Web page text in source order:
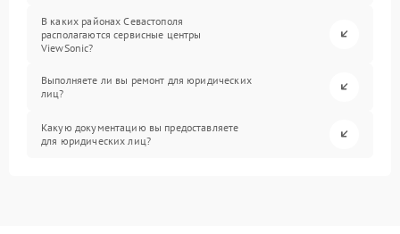
В каких районах Севастополя
располагаются сервисные центры
ViewSonic?
Выполняете ли вы ремонт для юридических
лиц?
Какую документацию вы предоставляете
для юридических лиц?